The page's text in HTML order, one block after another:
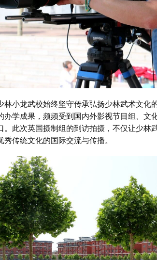
龙武校始终坚守传承弘扬少林武术文化
办学成果，频频受到国内外影视节目组、文
。此次英国摄制组的到访拍摄，不仅让少林
秀传统文化的国际交流与传播。